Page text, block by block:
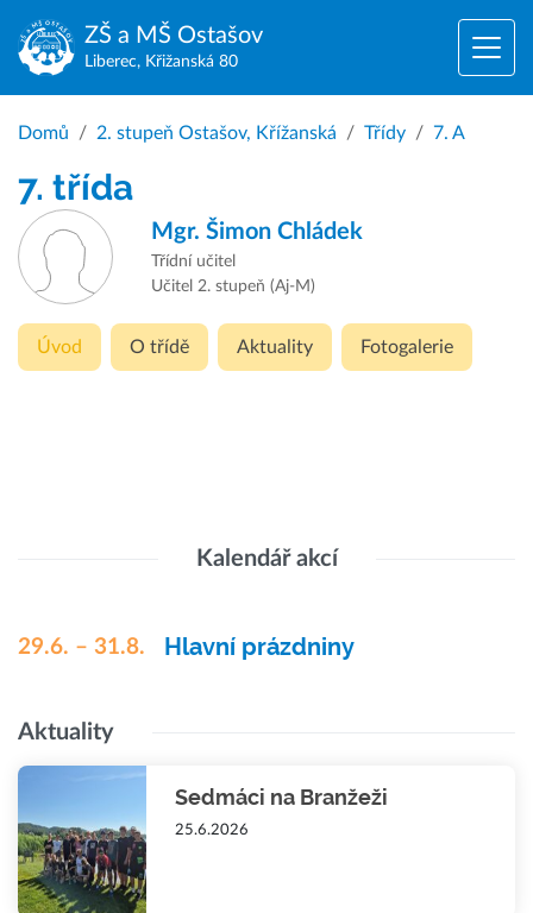
ZŠ a MŠ Ostašov
Liberec, Křižanská 80
Domů 2. stupeň Ostašov, Křížanská Třídy 7. A
7. třída
Mgr. Šimon Chládek
Třídní učitel
Učitel 2. stupeň (Aj-M)
Úvod O třídě Aktuality Fotogalerie
Kalendář akcí
29.6. – 31.8. Hlavní prázdniny
Aktuality
Sedmáci na Branžeži
25.6.2026